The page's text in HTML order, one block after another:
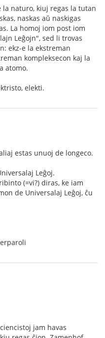
la naturo, kiuj regas la tutan
naskas aŭ naskigas
La homoj iom post iom
Leĝojn", sed li trovas
ekz-e la ekstreman
kompleksecon kaj la
atomo.
elekti.
estas unuoj de longeco.
Leĝoj.
(=vi?) diras, ke iam
de Universalaj Leĝoj, ĉu
jam havas